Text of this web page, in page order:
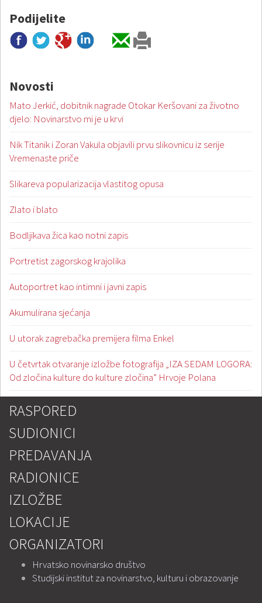
Podijelite
Novosti
Mato Jerkić, dobitnik nagrade Otokar Keršovani za životno
djelo: Novinarstvo mi je u krvi
Nik Titanik i Zoran Vakula objavili prvu slikovnicu iz serije
Vremenaste priče
Slikareva popularizacija vlastitog opusa
Zlato i blato
Bodljikava žica kao notni zapis
Portretist zagorskog krajolika
Autoportret kao intimni i javni zapis
Akumulirana sjećanja
U utorak zagrebačka premijera filma Enkel
U četvrtak otvaranje izložbe fotografija „IZA SEDAM LOGORA:
Od zločina kulture do kulture zločina” Hrvoje Polana
RASPORED
SUDIONICI
PREDAVANJA
RADIONICE
IZLOŽBE
LOKACIJE
ORGANIZATORI
Hrvatsko novinarsko društvo
Studijski institut za novinarstvo, kulturu i obrazovanje